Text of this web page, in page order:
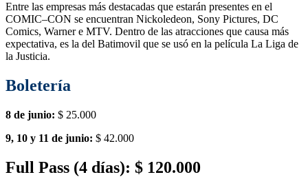
Entre las empresas más destacadas que estarán presentes en el
COMIC–CON se encuentran Nickoledeon, Sony Pictures, DC
Comics, Warner e MTV. Dentro de las atracciones que causa más
expectativa, es la del Batimovil que se usó en la película La Liga de
la Justicia.
Boletería
8 de junio: $ 25.000
9, 10 y 11 de junio: $ 42.000
Full Pass (4 días): $ 120.000